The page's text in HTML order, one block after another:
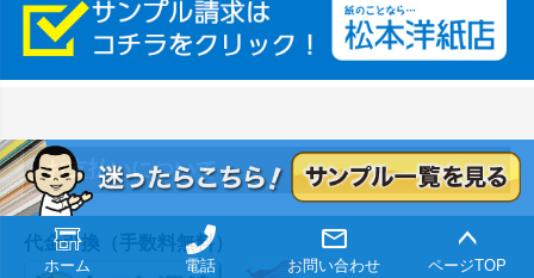
縦420mm×横650mmの包装紙に適した紙はありますか？
お支払いについて
代金引換（手数料無料）
ホーム 電話 お問い合わせ ページTOP